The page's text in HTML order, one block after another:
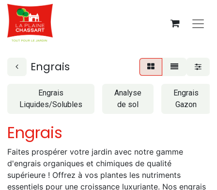
Engrais
Engrais
Liquides/Solubles
Analyse
de sol
Engrais
Gazon
Engrais
Faites prospérer votre jardin avec notre gamme
d'engrais organiques et chimiques de qualité
supérieure ! Offrez à vos plantes les nutriments
essentiels pour une croissance luxuriante. Nos engrais